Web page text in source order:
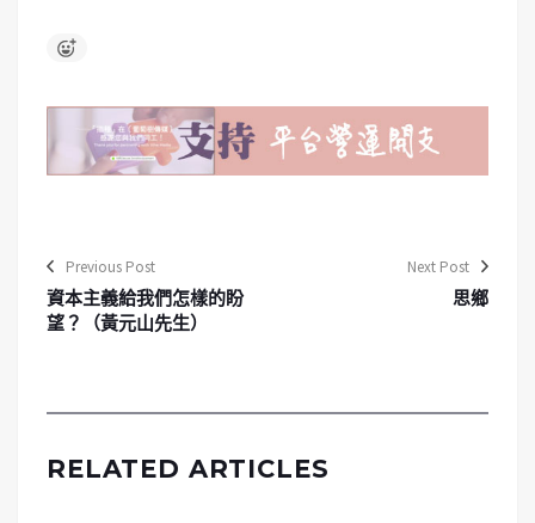
Previous Post
資本主義給我們怎樣的盼
望？（黃元山先生）
Next Post
思鄉
RELATED ARTICLES